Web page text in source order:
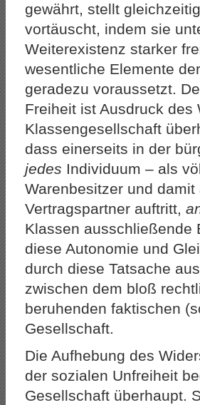
gewährt, stellt
vortäuscht, indem sie
Weiterexistenz starker
wesentliche Elemente
geradezu voraussetzt.
Freiheit ist Ausdruck
Klassengesellschaft
dass einerseits in der
jedes Individuum – als
Warenbesitzer und
Vertragspartner auftritt,
Klassen ausschließende
diese Autonomie und
durch diese Tatsache
zwischen dem bloß
beruhenden faktischen
Gesellschaft.
Die Aufhebung des
der sozialen Unfreiheit
Gesellschaft überhaupt.